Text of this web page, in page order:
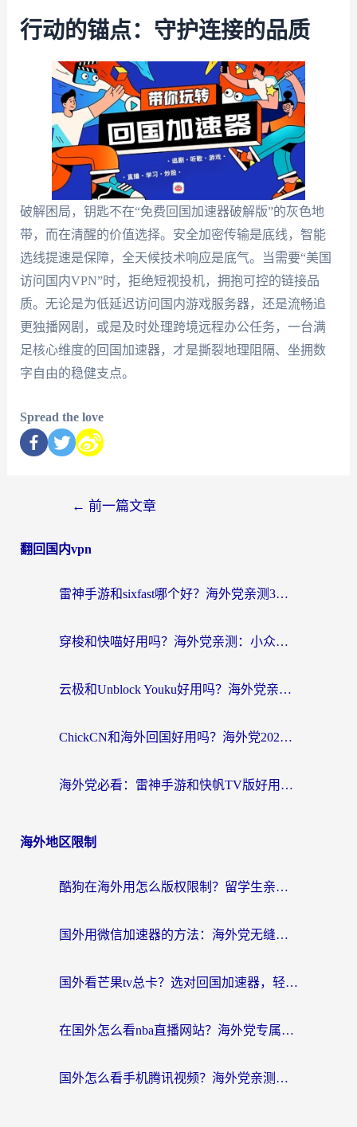
行动的锚点：守护连接的品质
破解困局，钥匙不在“免费回国加速器破解版”的灰色地
带，而在清醒的价值选择。安全加密传输是底线，智能
选线提速是保障，全天候技术响应是底气。当需要“美国
访问国内VPN”时，拒绝短视投机，拥抱可控的链接品
质。无论是为低延迟访问国内游戏服务器，还是流畅追
更独播网剧，或是及时处理跨境远程办公任务，一台满
足核心维度的回国加速器，才是撕裂地理阻隔、坐拥数
字自由的稳健支点。
Spread the love
← 前一篇文章
翻回国内vpn
雷神手游和sixfast哪个好？海外党亲测3款回国加速器，教你选对不踩坑
穿梭和快喵好用吗？海外党亲测：小众加速器对比+番茄加速器深度体验
云极和Unblock Youku好用吗？海外党亲测+2026回国加速器避坑指南
ChickCN和海外回国好用吗？海外党2026亲测：从手游到影音，选对加速器的3个关键
海外党必看：雷神手游和快帆TV版好用吗？3步选对回国加速器不踩坑
海外地区限制
酷狗在海外用怎么版权限制？留学生亲测：3步解决听国内音乐难题
国外用微信加速器的方法：海外党无缝连接国内生活的实用指南
国外看芒果tv总卡？选对回国加速器，轻松追《浪姐》不费劲
在国外怎么看nba直播网站？海外党专属体育观赛指南，告别地区限制！
国外怎么看手机腾讯视频？海外党亲测有效的追剧加速器选择指南